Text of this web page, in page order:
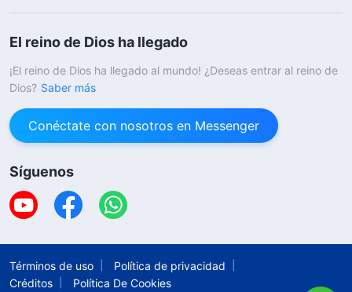
El reino de Dios ha llegado
¡El reino de Dios ha llegado al mundo! ¿Deseas entrar al reino de
Dios? Saber más
Conéctate con nosotros en Messenger
Síguenos
Términos de uso
Política de privacidad
Créditos
Política De Cookies